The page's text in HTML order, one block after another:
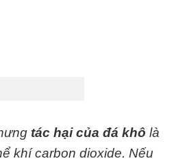
tác hại của đá khô là
khí carbon dioxide. Nếu